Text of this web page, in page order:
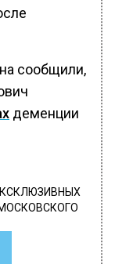
сообщили,
деменции